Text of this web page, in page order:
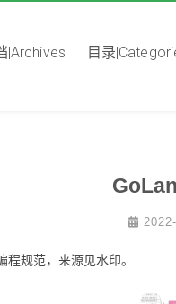
|Archives 目录
规范，来源见水印。